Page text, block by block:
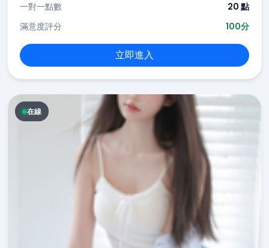
一對一點數
20 點
滿意度評分
100分
立即進入
在線